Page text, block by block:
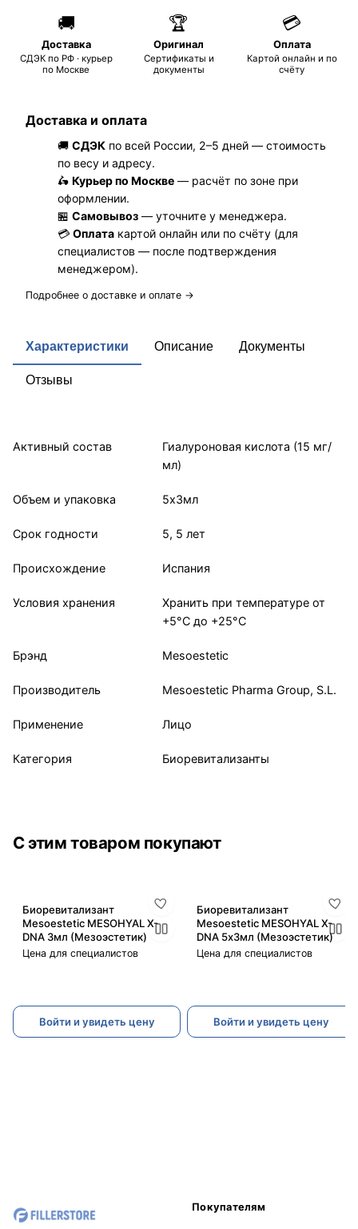
🚚
Доставка
СДЭК по РФ · курьер
по Москве
🏆
Оригинал
Сертификаты и
документы
💳
Оплата
Картой онлайн и по
счёту
Доставка и оплата
🚚 СДЭК по всей России, 2–5 дней — стоимость
по весу и адресу.
🛵 Курьер по Москве — расчёт по зоне при
оформлении.
🏪 Самовывоз — уточните у менеджера.
💳 Оплата картой онлайн или по счёту (для
специалистов — после подтверждения
менеджером).
Подробнее о доставке и оплате →
Характеристики Описание Документы
Отзывы
Активный состав
Гиалуроновая кислота (15 мг/
мл)
Объем и упаковка 5х3мл
Срок годности 5, 5 лет
Происхождение Испания
Условия хранения
Хранить при температуре от
+5°С до +25°С
Брэнд Mesoestetic
Производитель Mesoestetic Pharma Group, S.L.
Применение Лицо
Категория Биоревитализанты
С этим товаром покупают
Биоревитализант
Mesoestetic MESOHYAL X-
DNA 3мл (Мезоэстетик)
Цена для специалистов
Войти и увидеть цену
Биоревитализант
Mesoestetic MESOHYAL X-
DNA 5х3мл (Мезоэстетик)
Цена для специалистов
Войти и увидеть цену
Покупателям